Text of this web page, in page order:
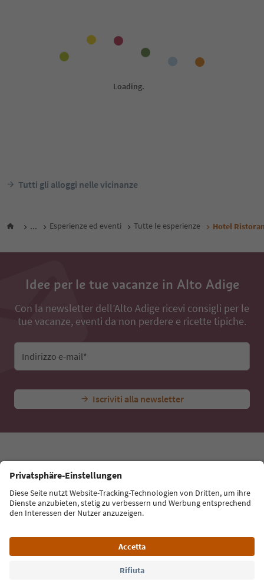
Tutti gli alloggi nelle vicinanze
... Esperienze ed eventi Tutte le esperienze Hotel
Idee per le tue vacanze in Alto Adige
Con la newsletter dell’Alto Adige ricevi consigli per le
tue vacanze, eventi da non perdere e ricette tipiche.
Indirizzo e-mail*
Iscriviti alla newsletter